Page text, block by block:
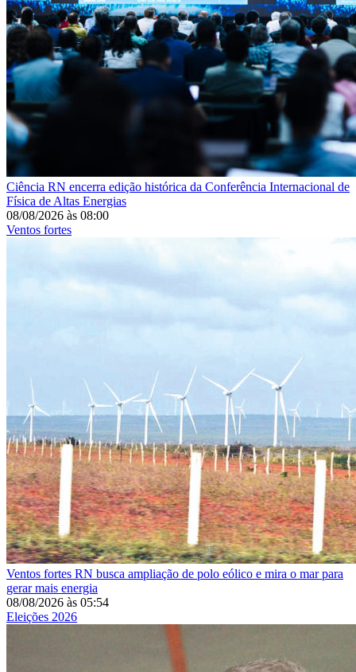
Ciência RN encerra edição histórica da Conferência Internacional de
Física de Altas Energias
08/08/2026 às 08:00
Ventos fortes
Ventos fortes RN busca ampliação de polo eólico e mira o mar para
gerar mais energia
08/08/2026 às 05:54
Eleições 2026